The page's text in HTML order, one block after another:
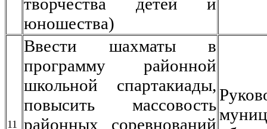
юношества)
11
Ввести шахматы в
программу районной
школьной спартакиады,
повысить массовость
районных соревнований